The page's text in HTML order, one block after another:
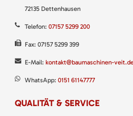
72135 Dettenhausen
Telefon: 07157 5299 200
Fax: 07157 5299 399
E-Mail: kontakt@baumaschinen-
WhatsApp: 0151 61147777
QUALITÄT & SERVICE